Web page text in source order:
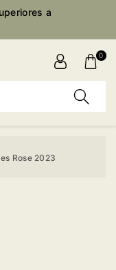
a
0
Rose 2023